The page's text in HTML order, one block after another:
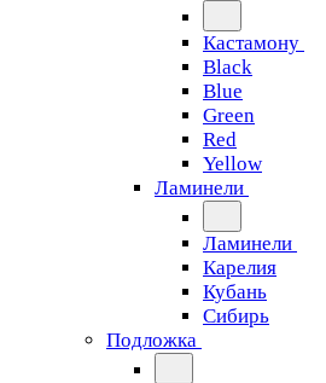
Кастамону
Black
Blue
Green
Red
Yellow
Ламинели
Ламинели
Карелия
Кубань
Сибирь
Подложка